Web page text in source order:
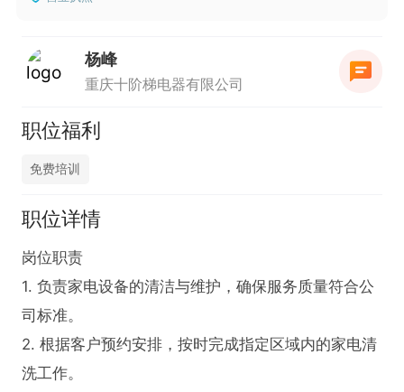
杨峰
重庆十阶梯电器有限公司
职位福利
免费培训
职位详情
岗位职责
1. 负责家电设备的清洁与维护，确保服务质量符合公
司标准。
2. 根据客户预约安排，按时完成指定区域内的家电清
洗工作。